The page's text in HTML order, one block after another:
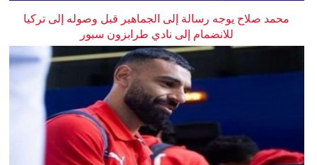
محمد صلاح يوجه رسالة إلى الجماهير قبل وصوله إلى تركيا
للانضمام إلى نادي طرابزون سبور